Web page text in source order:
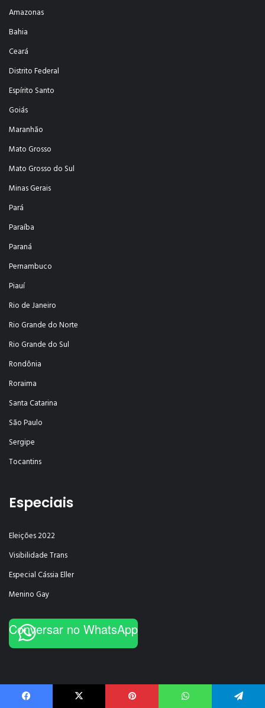
Amazonas
Bahia
Ceará
Distrito Federal
Espírito Santo
Goiás
Maranhão
Mato Grosso
Mato Grosso do Sul
Minas Gerais
Pará
Paraíba
Paraná
Pernambuco
Piauí
Rio de Janeiro
Rio Grande do Norte
Rio Grande do Sul
Rondônia
Roraima
Santa Catarina
São Paulo
Sergipe
Tocantins
Especiais
Eleições 2022
Visibilidade Trans
Especial Cássia Eller
Menino Gay
Conversar no WhatsApp